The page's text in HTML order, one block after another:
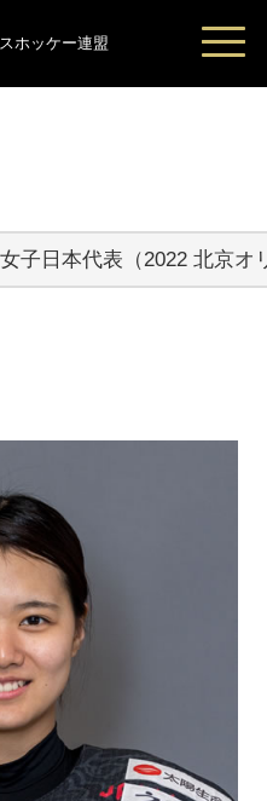
ホッケー連盟
女子日本代表（2022 北京オ